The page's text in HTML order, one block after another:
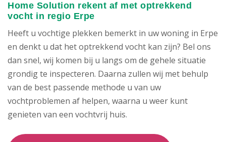
Home Solution rekent af met optrekkend
vocht in regio Erpe
Heeft u vochtige plekken bemerkt in uw woning in Erpe
en denkt u dat het optrekkend vocht kan zijn? Bel ons
dan snel, wij komen bij u langs om de gehele situatie
grondig te inspecteren. Daarna zullen wij met behulp
van de best passende methode u van uw
vochtproblemen af helpen, waarna u weer kunt
genieten van een vochtvrij huis.